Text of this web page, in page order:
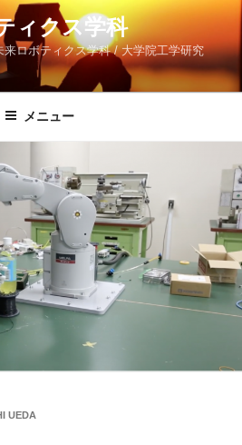
ィクス学科
ロボティクス学科 / 大学院工学研究
メニュー
UEDA